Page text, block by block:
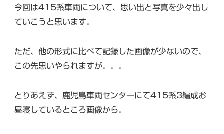
今回は415系車両について、思い出と写真を少々出し
ていこうと思います。
ただ、他の形式に比べて記録した画像が少ないので、
この先思いやられますが。。。
とりあえず、鹿児島車両センターにて415系3編成お
昼寝しているところ画像から。